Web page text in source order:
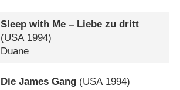
Sleep with Me – Liebe zu dritt
(USA1994)
Duane
Die James Gang (USA 1994)